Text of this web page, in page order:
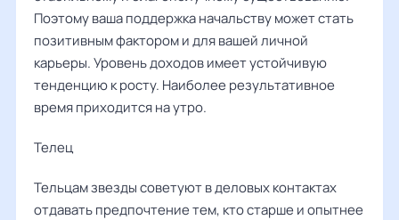
Поэтому ваша поддержка начальству может стать
позитивным фактором и для вашей личной
карьеры. Уровень доходов имеет устойчивую
тенденцию к росту. Наиболее результативное
время приходится на утро.
Телец
Тельцам звезды советуют в деловых контактах
отдавать предпочтение тем, кто старше и опытнее